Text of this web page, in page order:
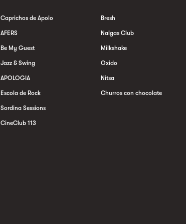
Caprichos de Apolo
AFERS
Be My Guest
Jazz & Swing
APOLOGIA
Escola de Rock
Sordina Sessions
CineClub 113
Bresh
Nalgas Club
Milkshake
Oxido
Nitsa
Churros con chocolate